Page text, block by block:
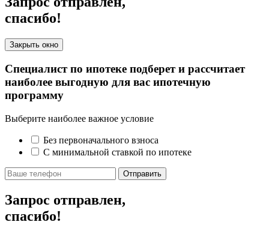
спасибо!
Закрыть окно
Специалист по ипотеке подберет и рассчитает
наиболее выгодную для вас ипотечную
программу
Выберите наиболее важное условие
Без первоначального взноса
С минимальной ставкой по ипотеке
Отправить
Запрос отправлен,
спасибо!